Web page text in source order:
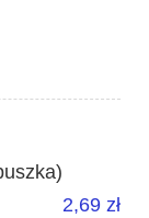
2,69 zł